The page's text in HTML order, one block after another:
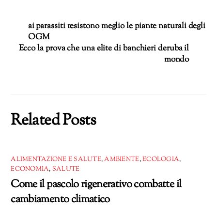
ai parassiti resistono meglio le piante naturali degli
OGM
Ecco la prova che una elite di banchieri deruba il
mondo
Related Posts
ALIMENTAZIONE E SALUTE,AMBIENTE,ECOLOGIA,
ECONOMIA, SALUTE
Come il pascolo rigenerativo combatte il
cambiamento climatico